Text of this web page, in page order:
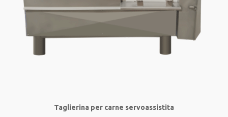
Taglierina per carne servoassistita